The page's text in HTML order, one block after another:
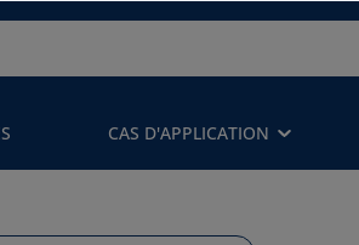
CAS D'APPLICATION